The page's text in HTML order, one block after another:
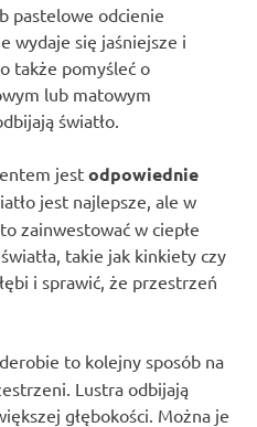
pastelowe odcienie
wydaje się jaśniejsze i
także pomyśleć o
lub matowym
światło.
jestodpowiednie
jest najlepsze, ale w
zainwestować w ciepłe
takie jak kinkiety czy
i sprawić, że przestrzeń
to kolejny sposób na
Lustra odbijają
głębokości. Można je